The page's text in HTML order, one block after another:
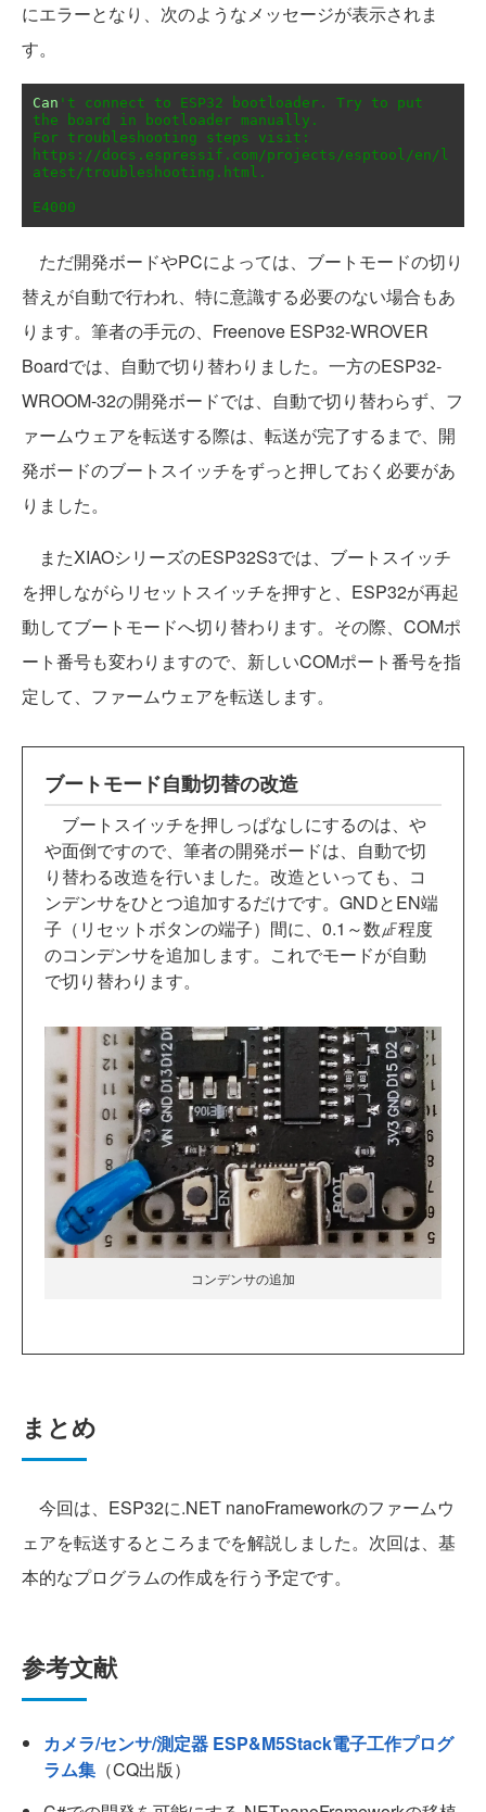
にエラーとなり、次のようなメッセージが表示されま
す。
Can 't connect to ESP32 bootloader. Try to put
the board in bootloader manually.
For troubleshooting steps visit:
https://docs.espressif.com/projects/esptool/en/l
atest/troubleshooting.html.
E4000
ただ開発ボードやPCによっては、ブートモードの切り
替えが自動で行われ、特に意識する必要のない場合もあ
ります。筆者の手元の、Freenove ESP32-WROVER
Boardでは、自動で切り替わりました。一方のESP32-
WROOM-32の開発ボードでは、自動で切り替わらず、フ
ァームウェアを転送する際は、転送が完了するまで、開
発ボードのブートスイッチをずっと押しておく必要があ
りました。
またXIAOシリーズのESP32S3では、ブートスイッチ
を押しながらリセットスイッチを押すと、ESP32が再起
動してブートモードへ切り替わります。その際、COMポ
ート番号も変わりますので、新しいCOMポート番号を指
定して、ファームウェアを転送します。
ブートモード自動切替の改造
ブートスイッチを押しっぱなしにするのは、や
や面倒ですので、筆者の開発ボードは、自動で切
り替わる改造を行いました。改造といっても、コ
ンデンサをひとつ追加するだけです。GNDとEN端
子（リセットボタンの端子）間に、0.1～数㎌程度
のコンデンサを追加します。これでモードが自動
で切り替わります。
コンデンサの追加
まとめ
今回は、ESP32に.NET nanoFrameworkのファームウ
ェアを転送するところまでを解説しました。次回は、基
本的なプログラムの作成を行う予定です。
参考文献
カメラ/センサ/測定器 ESP&M5Stack電子工作プログ
ラム集 （CQ出版）